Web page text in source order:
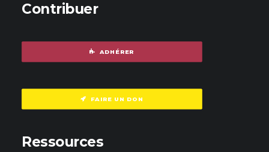
Contribuer
ADHÉRER
FAIRE UN DON
Ressources